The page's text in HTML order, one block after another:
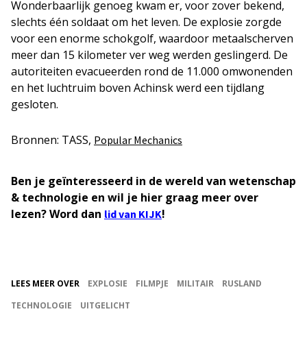
Wonderbaarlijk genoeg kwam er, voor zover bekend,
slechts één soldaat om het leven. De explosie zorgde
voor een enorme schokgolf, waardoor metaalscherven
meer dan 15 kilometer ver weg werden geslingerd. De
autoriteiten evacueerden rond de 11.000 omwonenden
en het luchtruim boven Achinsk werd een tijdlang
gesloten.
Bronnen: TASS, Popular Mechanics
Ben je geïnteresseerd in de wereld van wetenschap
& technologie en wil je hier graag meer over
lezen? Word dan lid van KIJK!
LEES MEER OVER EXPLOSIE FILMPJE MILITAIR
RUSLAND
TECHNOLOGIE
UITGELICHT